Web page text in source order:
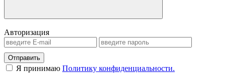
Авторизация
Отправить
Я принимаю Политику конфиденциальности.